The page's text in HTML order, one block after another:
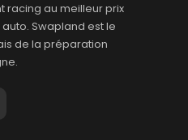
racing au meilleur prix
Swapland est le
de la préparation